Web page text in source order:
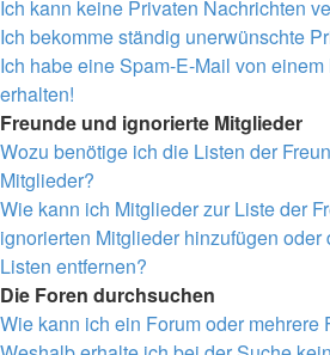
Ich kann keine Privaten Nachrichten
Ich bekomme ständig unerwünschte
Ich habe eine Spam-E-Mail von
erhalten!
Freunde und ignorierte Mitglieder
Wozu benötige ich die Listen der
Mitglieder?
Wie kann ich Mitglieder zur Liste der
ignorierten Mitglieder hinzufügen
Listen entfernen?
Die Foren durchsuchen
Wie kann ich ein Forum oder mehrere